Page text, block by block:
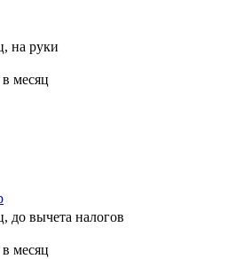
на руки
месяц
до вычета налогов
месяц